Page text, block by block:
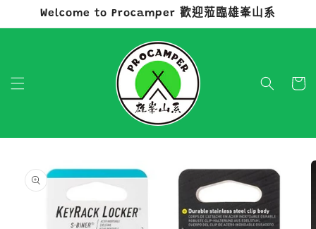
跳至內容
Welcome to Procamper 歡迎蒞臨雄峯山系
物
略過產品
資訊